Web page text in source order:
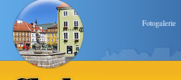
Fotogalerie
Cheb